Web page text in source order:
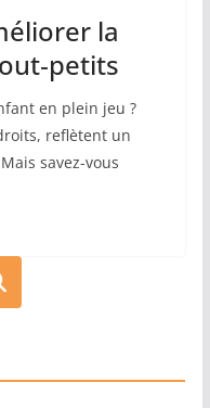
la
en plein jeu ?
reflètent un
savez-vous